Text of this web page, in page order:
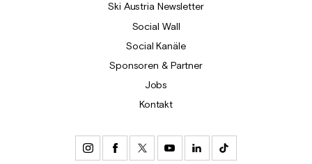
Ski Austria Newsletter
Social Wall
Social Kanäle
Sponsoren & Partner
Jobs
Kontakt